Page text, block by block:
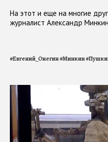
На этот и еще на многие
журналист Александр
#Евгений_Онегин#Минкин#